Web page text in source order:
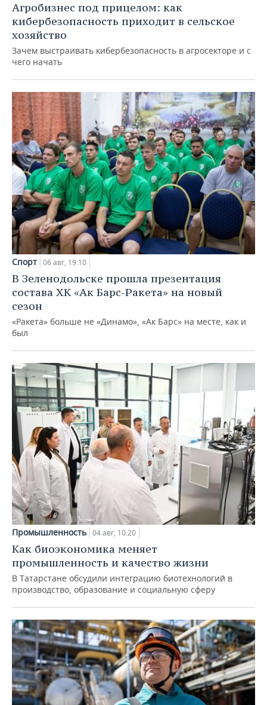
Агробизнес под прицелом: как
кибербезопасность приходит в сельское
хозяйство
Зачем выстраивать кибербезопасность в агросекторе и с
чего начать
Спорт 06 авг, 19:10
В Зеленодольске прошла презентация
состава ХК «Ак Барс-Ракета» на новый
сезон
«Ракета» больше не «Динамо», «Ак Барс» на месте, как и
был
Промышленность 04 авг, 10:20
Как биоэкономика меняет
промышленность и качество жизни
В Татарстане обсудили интеграцию биотехнологий в
производство, образование и социальную сферу